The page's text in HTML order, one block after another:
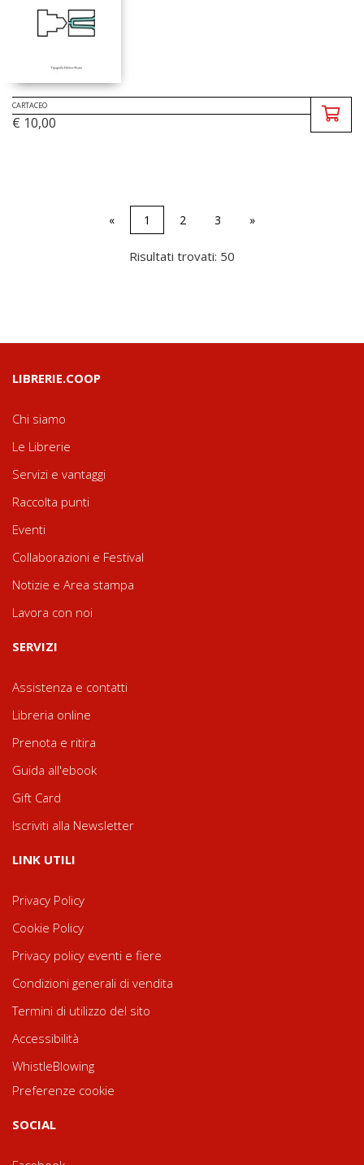
CARTACEO
€ 10,00
« 1 2 3 »
Risultati trovati: 50
LIBRERIE.COOP
Chi siamo
Le Librerie
Servizi e vantaggi
Raccolta punti
Eventi
Collaborazioni e Festival
Notizie e Area stampa
Lavora con noi
SERVIZI
Assistenza e contatti
Libreria online
Prenota e ritira
Guida all'ebook
Gift Card
Iscriviti alla Newsletter
LINK UTILI
Privacy Policy
Cookie Policy
Privacy policy eventi e fiere
Condizioni generali di vendita
Termini di utilizzo del sito
Accessibilità
WhistleBlowing
Preferenze cookie
SOCIAL